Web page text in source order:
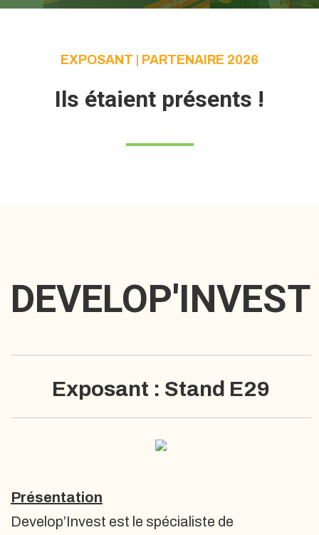
EXPOSANT | PARTENAIRE 2026
Ils étaient présents !
DEVELOP'INVEST
Exposant : Stand E29
Présentation
Develop’Invest est le spécialiste de